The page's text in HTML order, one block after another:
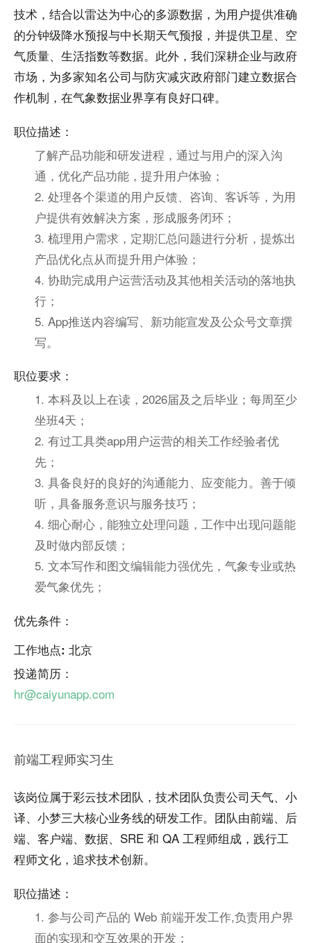
技术，结合以雷达为中心的多源数据，为用户提供准确
的分钟级降水预报与中长期天气预报，并提供卫星、空
气质量、生活指数等数据。此外，我们深耕企业与政府
市场，为多家知名公司与防灾减灾政府部门建立数据合
作机制，在气象数据业界享有良好口碑。
职位描述：
了解产品功能和研发进程，通过与用户的深入沟
通，优化产品功能，提升用户体验；
2. 处理各个渠道的用户反馈、咨询、客诉等，为用
户提供有效解决方案，形成服务闭环；
3. 梳理用户需求，定期汇总问题进行分析，提炼出
产品优化点从而提升用户体验；
4. 协助完成用户运营活动及其他相关活动的落地执
行；
5. App推送内容编写、新功能宣发及公众号文章撰
写。
职位要求：
1. 本科及以上在读，2026届及之后毕业；每周至少
坐班4天；
2. 有过工具类app用户运营的相关工作经验者优
先；
3. 具备良好的良好的沟通能力、应变能力。善于倾
听，具备服务意识与服务技巧；
4. 细心耐心，能独立处理问题，工作中出现问题能
及时做内部反馈；
5. 文本写作和图文编辑能力强优先，气象专业或热
爱气象优先；
优先条件：
工作地点: 北京
投递简历：
hr@caiyunapp.com
前端工程师实习生
该岗位属于彩云技术团队，技术团队负责公司天气、小
译、小梦三大核心业务线的研发工作。团队由前端、后
端、客户端、数据、SRE 和 QA 工程师组成，践行工
程师文化，追求技术创新。
职位描述：
1. 参与公司产品的 Web 前端开发工作,负责用户界
面的实现和交互效果的开发；